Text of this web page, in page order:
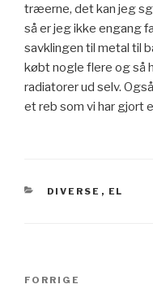
træerne, det kan jeg
så er jeg ikke engang
savklingen til metal til
købt nogle flere og så
radiatorer ud selv.
et reb som vi har gjort
KATEGORIER
DIVERSE , EL
Forrige
FORRIGE